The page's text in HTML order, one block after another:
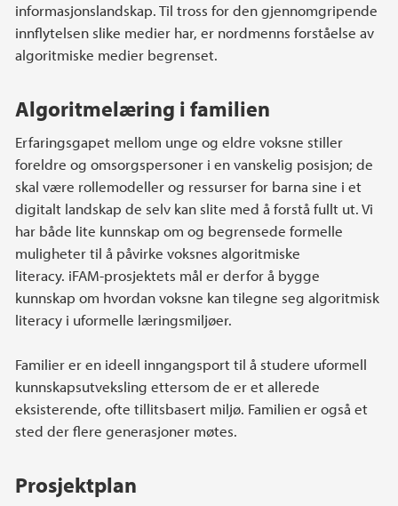
informasjonslandskap. Til tross for den gjennomgripende
innflytelsen slike medier har, er nordmenns forståelse av
algoritmiske medier begrenset.
Algoritmelæring i familien
Erfaringsgapet mellom unge og eldre voksne stiller
foreldre og omsorgspersoner i en vanskelig posisjon; de
skal være rollemodeller og ressurser for barna sine i et
digitalt landskap de selv kan slite med å forstå fullt ut. Vi
har både lite kunnskap om og begrensede formelle
muligheter til å påvirke voksnes algoritmiske
literacy. iFAM-prosjektets mål er derfor å bygge
kunnskap om hvordan voksne kan tilegne seg algoritmisk
literacy i uformelle læringsmiljøer.
Familier er en ideell inngangsport til å studere uformell
kunnskapsutveksling ettersom de er et allerede
eksisterende, ofte tillitsbasert miljø. Familien er også et
sted der flere generasjoner møtes.
Prosjektplan